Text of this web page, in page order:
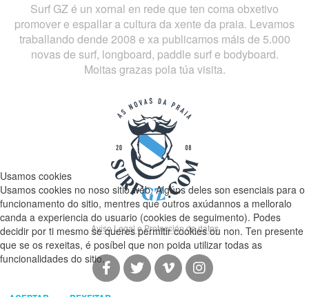
Surf GZ é un xornal en rede que ten coma obxetivo
promover e espallar a cultura da xente da praia. Levamos
traballando dende 2008 e xa publicamos máis de 5.000
novas de surf, longboard, paddle surf e bodyboard.
Moitas grazas pola túa visita.
Aviso Legal e Protección de datos
Usamos cookies
Usamos cookies no noso sitio web. Algúns deles son esenciais para o
funcionamento do sitio, mentres que outros axúdannos a melloralo
canda a experiencia do usuario (cookies de seguimento). Podes
decidir por ti mesmo se queres permitir cookies ou non. Ten presente
que se os rexeitas, é posíbel que non poida utilizar todas as
funcionalidades do sitio.